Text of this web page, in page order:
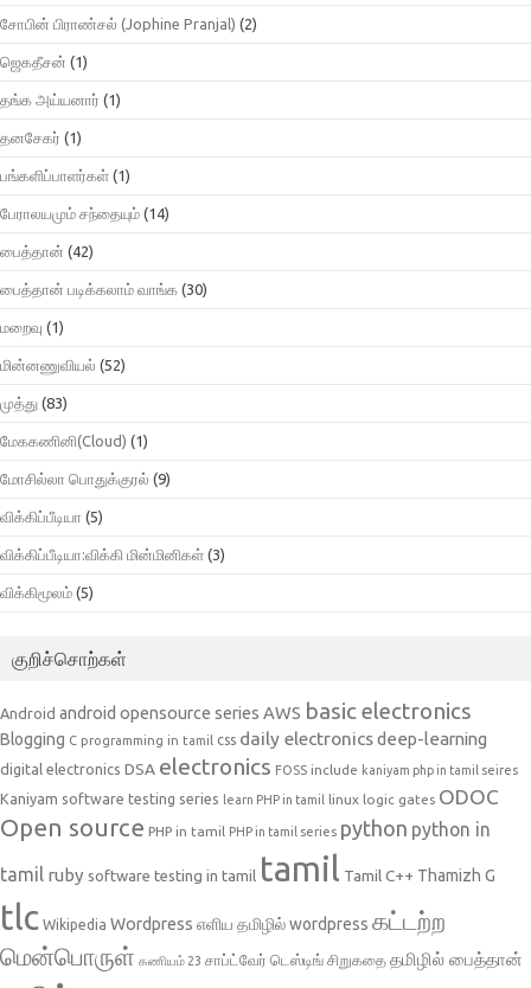
சோபின் பிராண்சல் (Jophine Pranjal) (2)
ஜெகதீசன் (1)
தங்க அய்யனார் (1)
தனசேகர் (1)
பங்களிப்பாளர்கள் (1)
பேராலயமும் சந்தையும் (14)
பைத்தான் (42)
பைத்தான் படிக்கலாம் வாங்க (30)
மறைவு (1)
மின்னணுவியல் (52)
முத்து (83)
மேககணினி(Cloud) (1)
மோசில்லா பொதுக்குரல் (9)
விக்கிப்பீடியா (5)
விக்கிப்பீடியா:விக்கி மின்மினிகள் (3)
விக்கிமூலம் (5)
குறிச்சொற்கள்
Android android opensource series AWS basic electronics
Blogging C programming in tamil css daily electronicsdeep-learning
digital electronics DSA electronics FOSS include kaniyam php in tamil seires
Kaniyam software testing series learn PHP in tamil linux logic gates ODOC
Open source PHP in tamil PHP in tamil series python python in
tamil ruby software testing in tamil tamil Tamil C++ Thamizh G
tlc Wikipedia Wordpress எளிய தமிழில் wordpress கட்டற்ற
மென்பொருள் கணியம் 23 சாப்ட்வேர் டெஸ்டிங் சிறுகதை தமிழில் பைத்தான்